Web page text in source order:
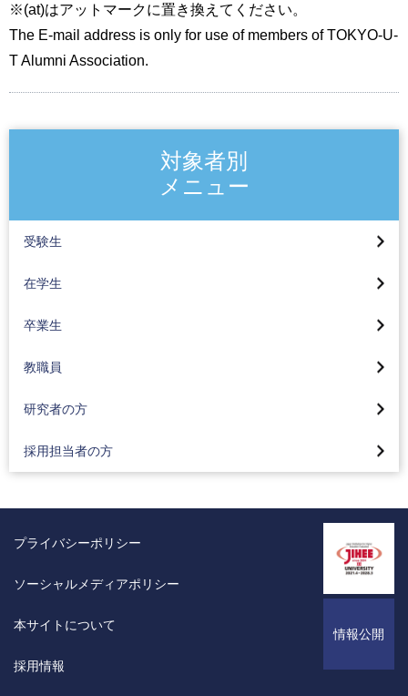
※(at)はアットマークに置き換えてください。
The E-mail address is only for use of members of TOKYO-U-
T Alumni Association.
対象者別
メニュー
受験生
在学生
卒業生
教職員
研究者の方
採用担当者の方
情報公開
プライバシーポリシー
ソーシャルメディアポリシー
本サイトについて
採用情報